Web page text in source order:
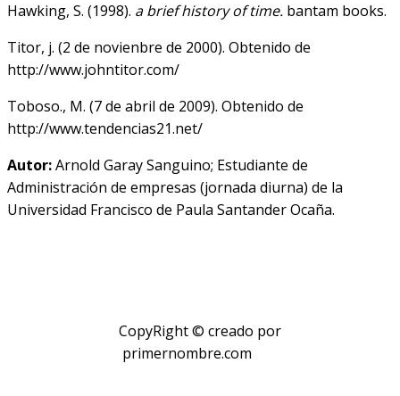
Hawking, S. (1998). a brief history of time. bantam books.
Titor, j. (2 de novienbre de 2000). Obtenido de
http://www.johntitor.com/
Toboso., M. (7 de abril de 2009). Obtenido de
http://www.tendencias21.net/
Autor:Arnold Garay Sanguino; Estudiante de
Administración de empresas (jornada diurna) de la
Universidad Francisco de Paula Santander Ocaña.
CopyRight © creado por
primernombre.com